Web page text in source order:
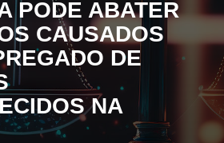
PODE ABATER
CAUSADOS
DE
NA